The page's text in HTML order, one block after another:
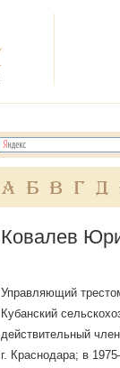
А Б В Г Д
Ковалев
Управляющий
Кубанский
действительный
г. Краснодара; в